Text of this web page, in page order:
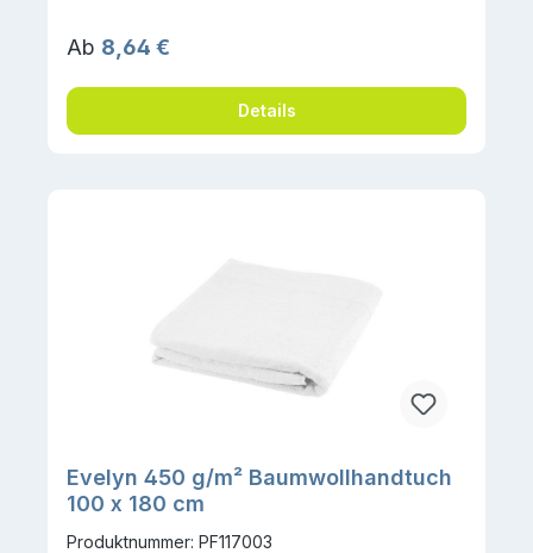
Regulärer Preis:
Ab 8,64 €
Details
Evelyn 450 g/m² Baumwollhandtuch
100 x 180 cm
Produktnummer: PF117003